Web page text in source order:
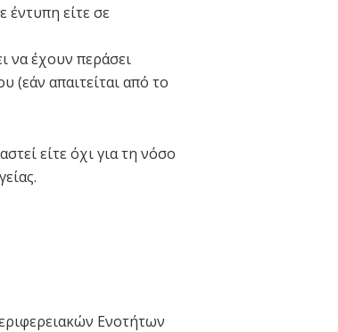
έντυπη είτε σε
να έχουν περάσει
(εάν απαιτείται από το
είτε όχι για τη νόσο
Ενοτήτων